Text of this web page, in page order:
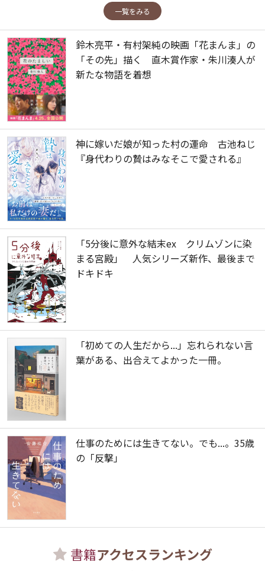
一覧をみる
鈴木亮平・有村架純の映画「花まんま」の
「その先」描く 直木賞作家・朱川湊人が
新たな物語を着想
神に嫁いだ娘が知った村の運命 古池ねじ
『身代わりの贄はみなそこで愛される』
「5分後に意外な結末ex クリムゾンに染
まる宮殿」 人気シリーズ新作、最後まで
ドキドキ
「初めての人生だから...」忘れられない言
葉がある、出合えてよかった一冊。
仕事のためには生きてない。でも...。35歳
の「反撃」
書籍アクセスランキング